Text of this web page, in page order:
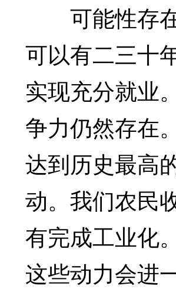
可能性存在
可以有二三十
实现充分就业
争力仍然存在
达到历史最高
动。我们农民
有完成工业化
这些动力会进